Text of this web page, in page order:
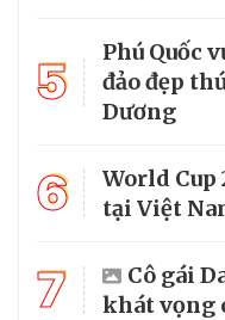
5
Phú Quốc
đảo đẹp
Dương
6
World Cup
tại Việt
7
Cô gái
khát vọng